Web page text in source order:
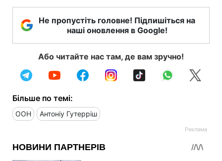
Не пропустіть головне! Підпишіться на
наші оновлення в Google!
Або читайте нас там, де вам зручно!
Більше по темі:
ООН Антоніу Гутерріш